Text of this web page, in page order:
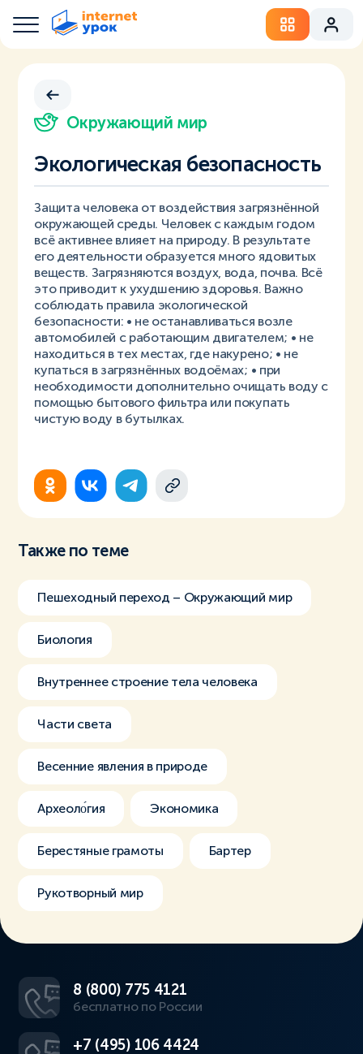
Окружающий мир
Экологическая безопасность
Защита человека от воздействия загрязнённой
окружающей среды. Человек с каждым годом
всё активнее влияет на природу. В результате
его деятельности образуется много ядовитых
веществ. Загрязняются воздух, вода, почва. Всё
это приводит к ухудшению здоровья. Важно
соблюдать правила экологической
безопасности: • не останавливаться возле
автомобилей с работающим двигателем; • не
находиться в тех местах, где накурено; • не
купаться в загрязнённых водоёмах; • при
необходимости дополнительно очищать воду с
помощью бытового фильтра или покупать
чистую воду в бутылках.
Также по теме
Пешеходный переход – Окружающий мир
Биология
Внутреннее строение тела человека
Части света
Весенние явления в природе
Археоло́гия Экономика
Берестяные грамоты Бартер
Рукотворный мир
8 (800) 775 4121
бесплатно по России
+7 (495) 106 4424